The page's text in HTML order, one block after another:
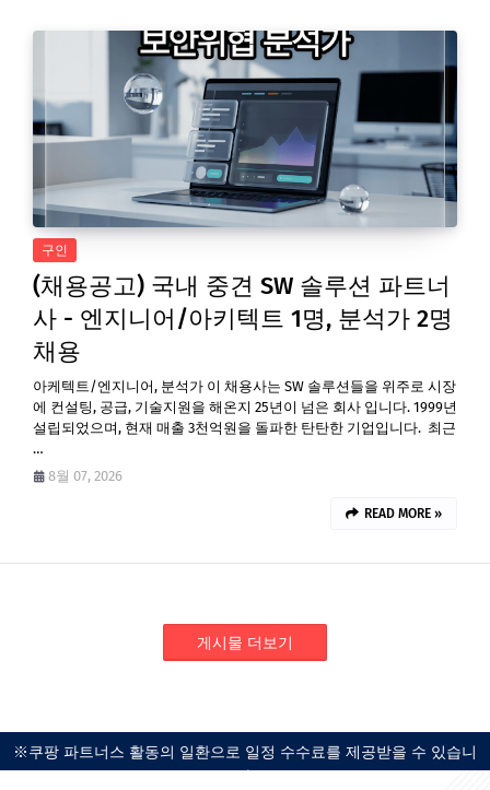
구인
(채용공고) 국내 중견 SW 솔루션 파트너
사 - 엔지니어/아키텍트 1명, 분석가 2명
채용
아케텍트/엔지니어, 분석가 이 채용사는 SW 솔루션들을 위주로 시장
에 컨설팅, 공급, 기술지원을 해온지 25년이 넘은 회사 입니다. 1999년
설립되었으며, 현재 매출 3천억원을 돌파한 탄탄한 기업입니다. 최근
…
8월 07, 2026
READ MORE »
게시물 더보기
※쿠팡 파트너스 활동의 일환으로 일정 수수료를 제공받을 수 있습니
다.